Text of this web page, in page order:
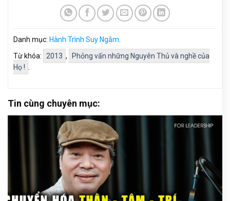
Danh mục: Hành Trình Suy Ngẫm
Từ khóa:
2013 ,
Phỏng vấn những Nguyên Thủ và nghề của
Họ !
Tin cùng chuyên mục: